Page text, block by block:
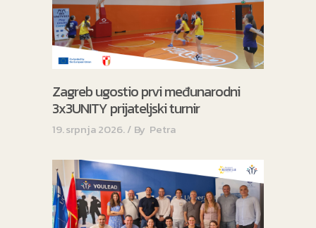
Zagreb ugostio prvi međunarodni
3x3UNITY prijateljski turnir
19. srpnja 2026. By Petra